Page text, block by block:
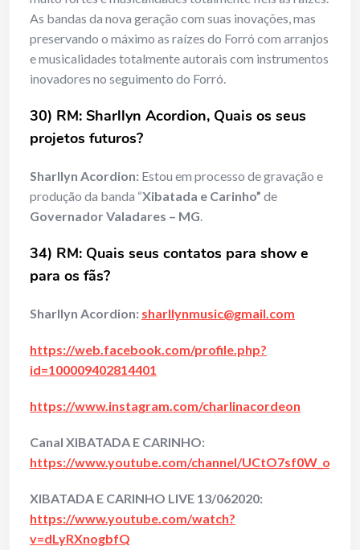
As bandas da nova geração com suas inovações, mas
preservando o máximo as raízes do Forró com arranjos
e musicalidades totalmente autorais com instrumentos
inovadores no seguimento do Forró.
30) RM: Sharllyn Acordion, Quais os seus
projetos futuros?
Sharllyn Acordion: Estou em processo de gravação e
produção da banda “Xibatada e Carinho” de
Governador Valadares – MG.
34) RM: Quais seus contatos para show e
para os fãs?
Sharllyn Acordion: sharllynmusic@gmail.com
https://web.facebook.com/profile.php?
id=100009402814401
https://www.instagram.com/charlinacordeon
Canal XIBATADA E CARINHO:
https://www.youtube.com/channel/
XIBATADA E CARINHO LIVE 13/062020:
https://www.youtube.com/watch?
v=dLyRXnogbfQ